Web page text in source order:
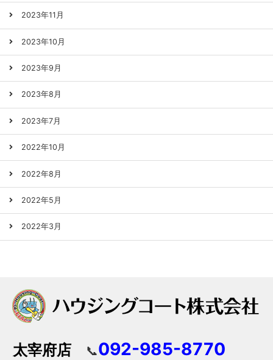
2023年11月
2023年10月
2023年9月
2023年8月
2023年7月
2022年10月
2022年8月
2022年5月
2022年3月
太宰府店 📞092-985-8770